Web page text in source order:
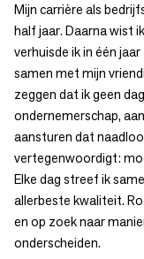
Mijn carrière als
half jaar. Daarna wist
verhuisde ik in één
samen met mijn
zeggen dat ik geen
ondernemerschap,
aansturen dat
vertegenwoordigt:
Elke dag streef ik
allerbeste kwaliteit.
en op zoek naar
onderscheiden.